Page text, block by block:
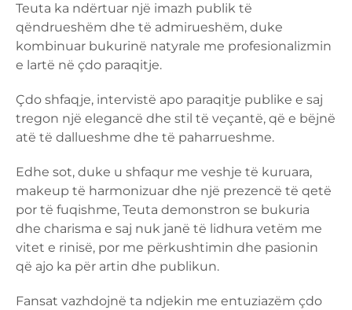
Teuta ka ndërtuar një imazh publik të
qëndrueshëm dhe të admirueshëm, duke
kombinuar bukurinë natyrale me profesionalizmin
e lartë në çdo paraqitje.
Çdo shfaqje, intervistë apo paraqitje publike e saj
tregon një elegancë dhe stil të veçantë, që e bëjnë
atë të dallueshme dhe të paharrueshme.
Edhe sot, duke u shfaqur me veshje të kuruara,
makeup të harmonizuar dhe një prezencë të qetë
por të fuqishme, Teuta demonstron se bukuria
dhe charisma e saj nuk janë të lidhura vetëm me
vitet e rinisë, por me përkushtimin dhe pasionin
që ajo ka për artin dhe publikun.
Fansat vazhdojnë ta ndjekin me entuziazëm çdo